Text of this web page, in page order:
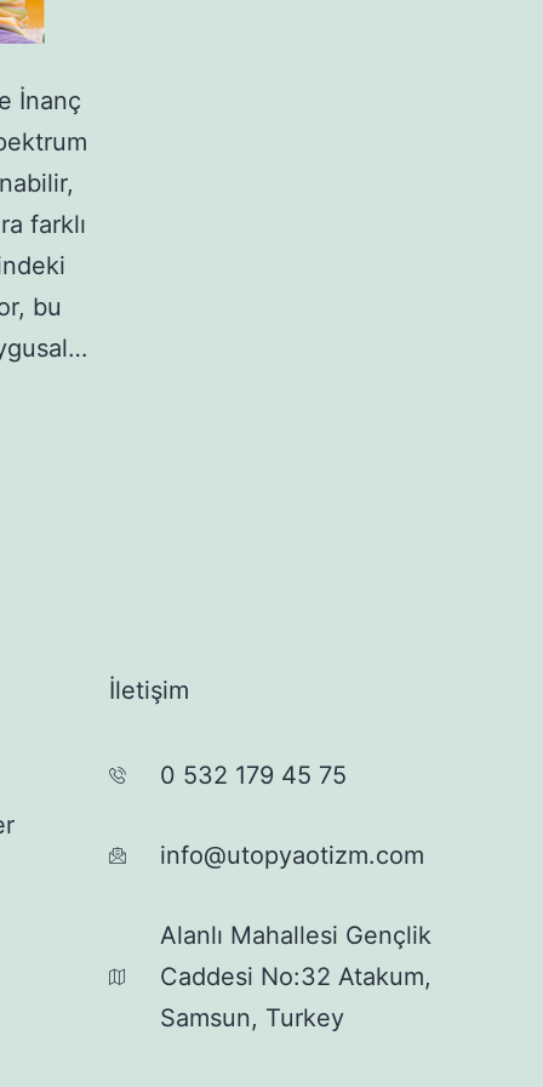
İnanç
farklı
bu
İletişim
0 532 179 45 75
info@utopyaotizm.com
Alanlı Mahallesi Gençlik
Caddesi No:32 Atakum,
Samsun, Turkey